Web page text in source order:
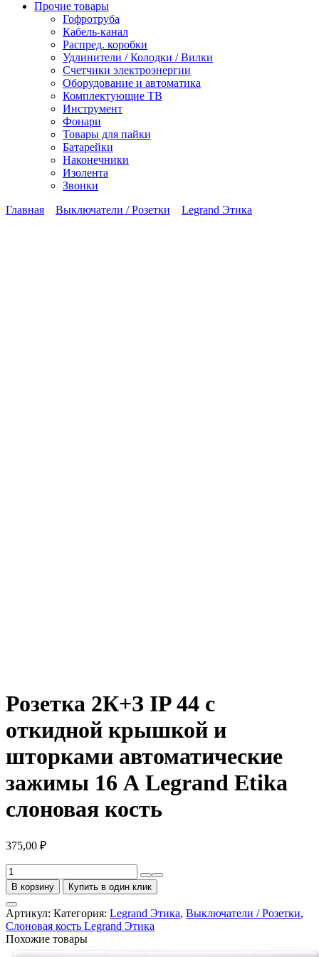
Прочие товары
Гофротруба
Кабель-канал
Распред. коробки
Удлинители / Колодки / Вилки
Счетчики электроэнергии
Оборудование и автоматика
Комплектующие ТВ
Инструмент
Фонари
Товары для пайки
Батарейки
Наконечники
Изолента
Звонки
Главная
Выключатели / Розетки Legrand Этика
Розетка 2К+З IP 44 с
откидной крышкой и
шторками автоматические
зажимы 16 А Legrand Etika
слоновая кость
375,00 ₽
Количество
товара
Розетка
2К+З
IP
44
с
В корзину Купить в один клик
Артикул: Категория: Legrand Этика, Выключатели / Розетки,
Слоновая кость Legrand Этика
Похожие товары